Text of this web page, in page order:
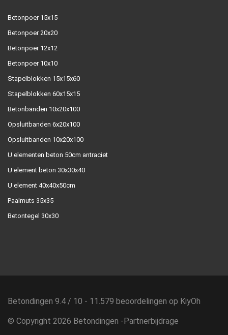
Betonpoer 15x15
Betonpoer 20x20
Betonpoer 12x12
Betonpoer 10x10
Stapelblokken 15x15x60
Stapelblokken 60x15x15
Betonbanden 10x20x100
Opsluitbanden 6x20x100
Opsluitbanden 10x20x100
U elementen beton 50cm antraciet
U element beton 30x30x40
U element 40x40x50cm
Paalmuts 35x35
Betontegel 30x30
Betondingen 9.4 / 10 - 11.579 beoordelingen op KiyOh
© Copyright 2026 Betondingen - Partnerbijdrage